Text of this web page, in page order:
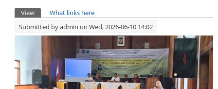
Primary tabs
View (active tab)
What links here
Submitted byadmin on Wed, 2026-06-10 14:02